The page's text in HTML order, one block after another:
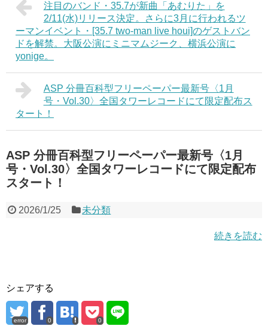
注目のバンド・35.7が新曲「あむりた」を
2/11(水)リリース決定。さらに3月に行われるツ
ーマンイベント・[35.7 two-man live houi]のゲストバン
ドを解禁。大阪公演にミニマムジーク、横浜公演に
yonige。
ASP 分冊百科型フリーペーパー最新号〈1月
号・Vol.30〉全国タワーレコードにて限定配布ス
タート！
ASP 分冊百科型フリーペーパー最新号〈1月
号・Vol.30〉全国タワーレコードにて限定配布
スタート！
2026/1/25 未分類
続きを読む
シェアする
error 0 0